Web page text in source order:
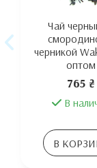
Чай
черникой
оптом
765 ₴
В
В